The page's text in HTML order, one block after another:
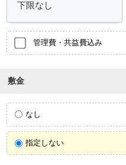
管理費・共益費込み
敷金
なし
指定しない